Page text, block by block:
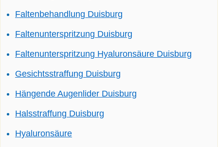
Faltenbehandlung Duisburg
Faltenunterspritzung Duisburg
Faltenunterspritzung Hyaluronsäure Duisburg
Gesichtsstraffung Duisburg
Hängende Augenlider Duisburg
Halsstraffung Duisburg
Hyaluronsäure